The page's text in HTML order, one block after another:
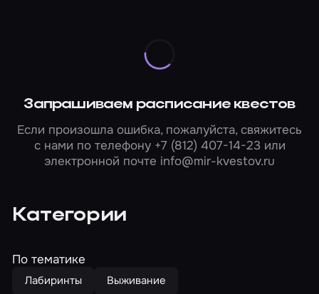
Запрашиваем расписание квестов
Если произошла ошибка, пожалуйста, свяжитесь
с нами по телефону +7 (812) 407-14-23или
электронной почте info@mir-kvestov.ru
Категории
По тематике
Лабиринты Выживание